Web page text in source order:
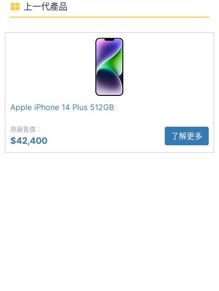
480Mb/s。提供 SOS 緊急聯絡功能、衛星請求道路救
Apple iPhone 15 Plus 512GB 後置 4,800 萬畫素主鏡
頭 + 1,200 萬畫素超廣角鏡頭，提供專屬優化的 2 倍
數位變焦模式，可提供接近光學變焦的表現，且支援
人像自動偵測模式。前置 1,200 萬畫素原深感測相
機，低光源攝影表現再度升級。
度
主螢幕
OLED
主螢幕
Yes
主螢幕
更新率
上一代產品
Apple iPhone 14 Plus 512GB
原廠售價：
$42,400 了解更多